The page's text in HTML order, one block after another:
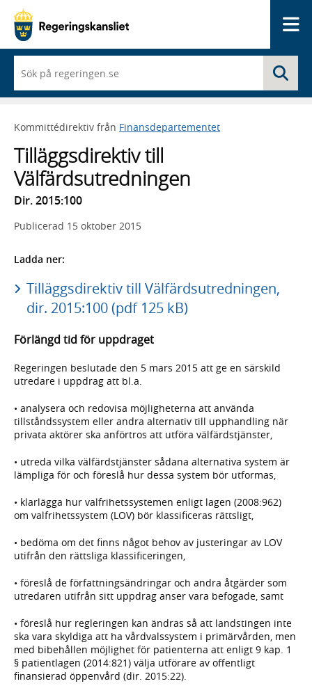
du
börjar
skriva
framträder
lista
med
sökförslag
Kommittédirektiv från Finansdepartementet
Tilläggsdirektiv till
Välfärdsutredningen
Dir. 2015:100
Publicerad 15 oktober 2015
Ladda ner:
Tilläggsdirektiv till Välfärdsutredningen,
dir. 2015:100 (pdf 125 kB)
Förlängd tid för uppdraget
Regeringen beslutade den 5 mars 2015 att ge en särskild
utredare i uppdrag att bl.a.
• analysera och redovisa möjligheterna att använda
tillståndssystem eller andra alternativ till upphandling när
privata aktörer ska anförtros att utföra välfärdstjänster,
• utreda vilka välfärdstjänster sådana alternativa system är
lämpliga för och föreslå hur dessa system bör utformas,
• klarlägga hur valfrihetssystemen enligt lagen (2008:962)
om valfrihetssystem (LOV) bör klassificeras rättsligt,
• bedöma om det finns något behov av justeringar av LOV
utifrån den rättsliga klassificeringen,
• föreslå de författningsändringar och andra åtgärder som
utredaren utifrån sitt uppdrag anser vara befogade, samt
• föreslå hur regleringen kan ändras så att landstingen inte
ska vara skyldiga att ha vårdvalssystem i primärvården, men
med bibehållen möjlighet för patienterna att enligt 9 kap. 1
§ patientlagen (2014:821) välja utförare av offentligt
finansierad öppenvård (dir. 2015:22).